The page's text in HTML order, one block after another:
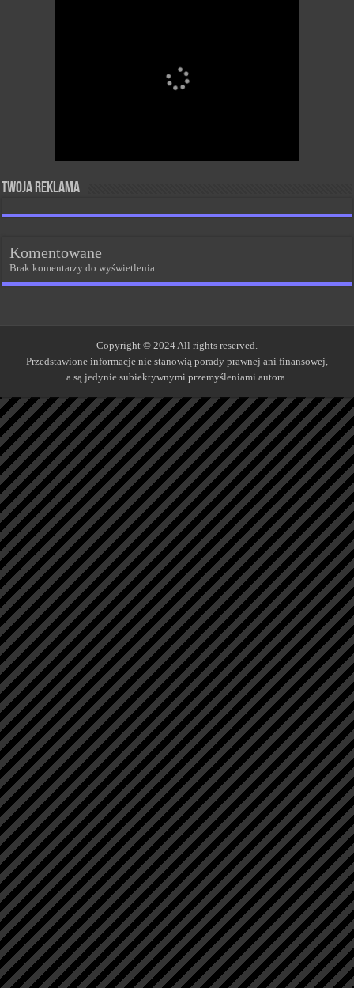
Twoja reklama
Komentowane
Brak komentarzy do wyświetlenia.
Copyright © 2024 All rights reserved.
Przedstawione informacje nie stanowią porady prawnej ani finansowej,
a są jedynie subiektywnymi przemyśleniami autora.